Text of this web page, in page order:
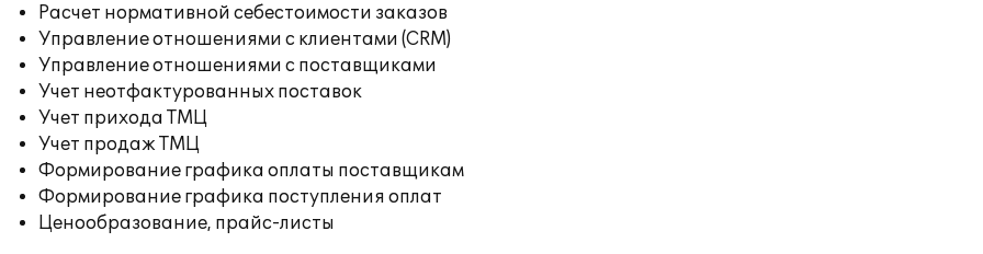
Расчет нормативной себестоимости заказов
Управление отношениями с клиентами (CRM)
Управление отношениями с поставщиками
Учет неотфактурованных поставок
Учет прихода ТМЦ
Учет продаж ТМЦ
Формирование графика оплаты поставщикам
Формирование графика поступления оплат
Ценообразование, прайс-листы